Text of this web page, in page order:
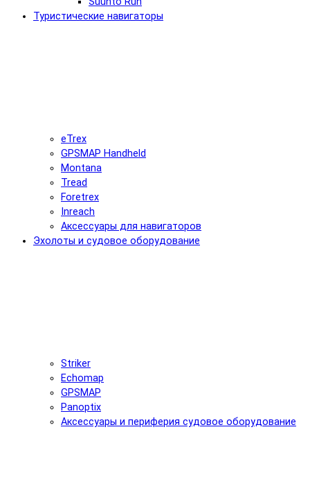
Туристические навигаторы
eTrex
GPSMAP Handheld
Montana
Tread
Foretrex
Inreach
Аксессуары для навигаторов
Эхолоты и судовое оборудование
Striker
Echomap
GPSMAP
Panoptix
Аксессуары и периферия судовое оборудование